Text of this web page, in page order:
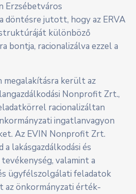
Erzsébetváros
döntésre jutott, hogy az ERVA
különböző
bontja, racionalizálva ezzel a
került az
Nonprofit Zrt.,
racionalizáltan
ingatlanvagyon
Az EVIN Nonprofit Zrt.
lakásgazdálkodási és
valamint a
ügyfélszolgálati feladatok
az önkormányzati érték-